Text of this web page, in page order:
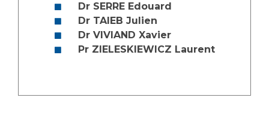
Les recherches en santé à l’AP-HM
Dr SERRE Edouard
Dr TAIEB Julien
Dr VIVIAND Xavier
Pr ZIELESKIEWICZ Laurent